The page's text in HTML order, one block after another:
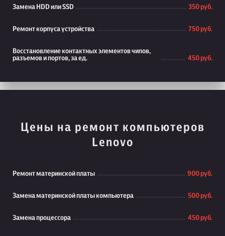
Замена HDD или SSD 350 руб.
Ремонт корпуса устройства 750 руб.
Восстановление контактных элементов чипов,
разъемов и портов, за ед.
450 руб.
Цены на ремонт компьютеров
Lenovo
Ремонт материнской платы 900 руб.
Замена материнской платы компьютера 500 руб.
Замена процессора 450 руб.